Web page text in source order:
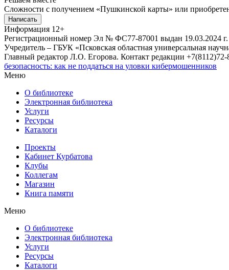
Сложности с получением «Пушкинской карты» или
Написать
Информация 12+
Регистрационный номер Эл № ФС77-87001 выдан 19.03.2024
Учредитель – ГБУК «Псковская областная универсальная
Главный редактор Л.О. Егорова. Контакт редакции
безопасность: как не поддаться на уловки кибермошенников
Меню
О библиотеке
Электронная библиотека
Услуги
Ресурсы
Каталоги
Проекты
Кабинет Курбатова
Клубы
Коллегам
Магазин
Книга памяти
Меню
О библиотеке
Электронная библиотека
Услуги
Ресурсы
Каталоги